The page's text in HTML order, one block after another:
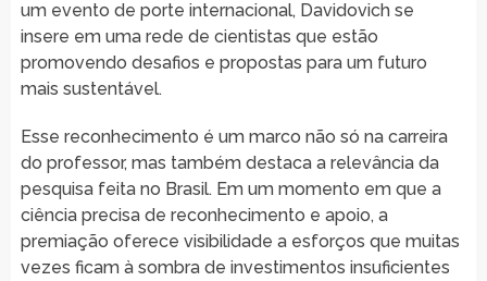
um evento de porte internacional, Davidovich se
insere em uma rede de cientistas que estão
promovendo desafios e propostas para um futuro
mais sustentável.
Esse reconhecimento é um marco não só na carreira
do professor, mas também destaca a relevância da
pesquisa feita no Brasil. Em um momento em que a
ciência precisa de reconhecimento e apoio, a
premiação oferece visibilidade a esforços que muitas
vezes ficam à sombra de investimentos insuficientes